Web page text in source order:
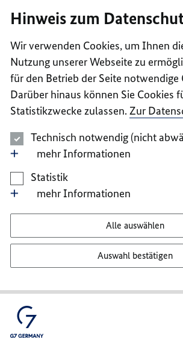
II
III
IV
V
Hinweis zum
Wir verwenden Cookies, um Ihnen
Nutzung unserer Webseite zu
für den Betrieb der Seite notwendige
Darüber hinaus können Sie Cookies
Statistikzwecke zulassen. Zur
Technisch notwendig (nicht
mehr Informationen
Statistik
mehr Informationen
Alle auswählen
Auswahl bestätigen